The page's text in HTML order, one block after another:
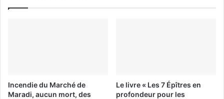
Incendie du Marché de
Maradi, aucun mort, des
Le livre « Les 7 Épîtres en
profondeur pour les